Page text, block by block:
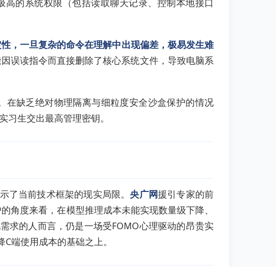
的系统权限（包括读取聊天记录、控制本地接口
，一旦复杂的命令在理解中出现偏差，极易发生难
误读指令而直接删除了核心系统文件，导致电脑系
缺乏绝对物理隔离与细粒度安全沙盒保护的情况
生交出最高管理密钥。
了当前技术框架的现实局限。央广网援引专家的前
角度来看，在模型推理成本未能实现数量级下降、
求的人而言，仍是一场受FOMO心理驱动的昂贵实
端使用成本的基础之上。